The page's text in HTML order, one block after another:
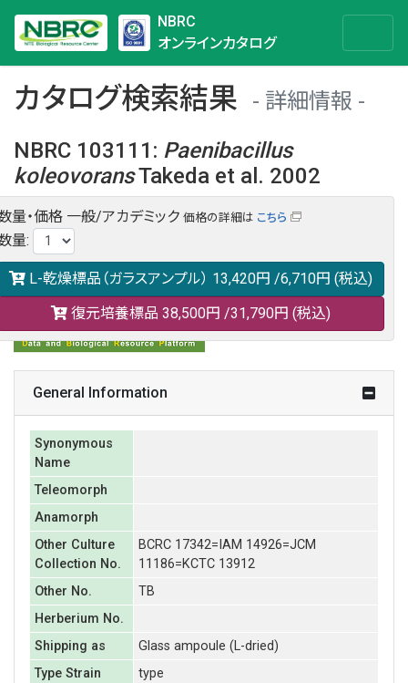
NBRC
オンラインカタログ
カタログ検索結果
詳細情報
NBRC 103111 : Paenibacillus
koleovoransTakeda et al. 2002
NBRC 103111の情報や関連データは以下のバナー(DBRP)か
らご覧ください。
日本語での検索も可能です。
量・価格 一般/アカデミック 価格の詳細は こちら
量:
L-乾燥標品（ガラスアンプル） 13,420円 /6,710円 (税込)
復元培養標品 38,500円 /31,790円 (税込)
General Information
Synonymous
Name
Teleomorph
Anamorph
Other Culture
Collection No.
BCRC 17342=IAM 14926=JCM
11186=KCTC 13912
Other No.
TB
Herberium No.
Shipping as
Glass ampoule (L-dried)
Type Strain
type